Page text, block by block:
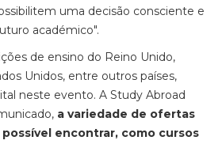
uma decisão consciente e
académico".
de ensino do Reino Unido,
Unidos, entre outros países,
neste evento. A Study Abroad
a variedade de ofertas
encontrar, como cursos